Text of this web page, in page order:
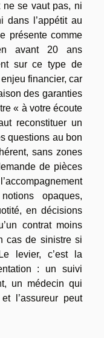
ne se vaut pas, ni
dans l’appétit au
présente comme
avant 20 ans
sur ce type de
financier, car
des garanties
« à votre écoute
reconstituer un
questions au bon
sans zones
de pièces
opaques,
en décisions
contrat moins
cas de sinistre si
levier, c’est la
: un suivi
un médecin qui
l’assureur peut